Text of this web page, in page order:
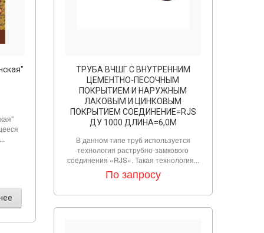
ТРУБА ВЧШГ С ВНУТРЕННИМ
ЦЕМЕНТНО-ПЕСОЧНЫМ
ПОКРЫТИЕМ И НАРУЖНЫМ
ЛАКОВЫМ И ЦИНКОВЫМ
ПОКРЫТИЕМ СОЕДИНЕНИЕ=RJS
ДУ 1000 ДЛИНА=6,0М
В данном типе труб используется
технология раструбно-замкового
соединения «RJS». Такая технология...
По запросу